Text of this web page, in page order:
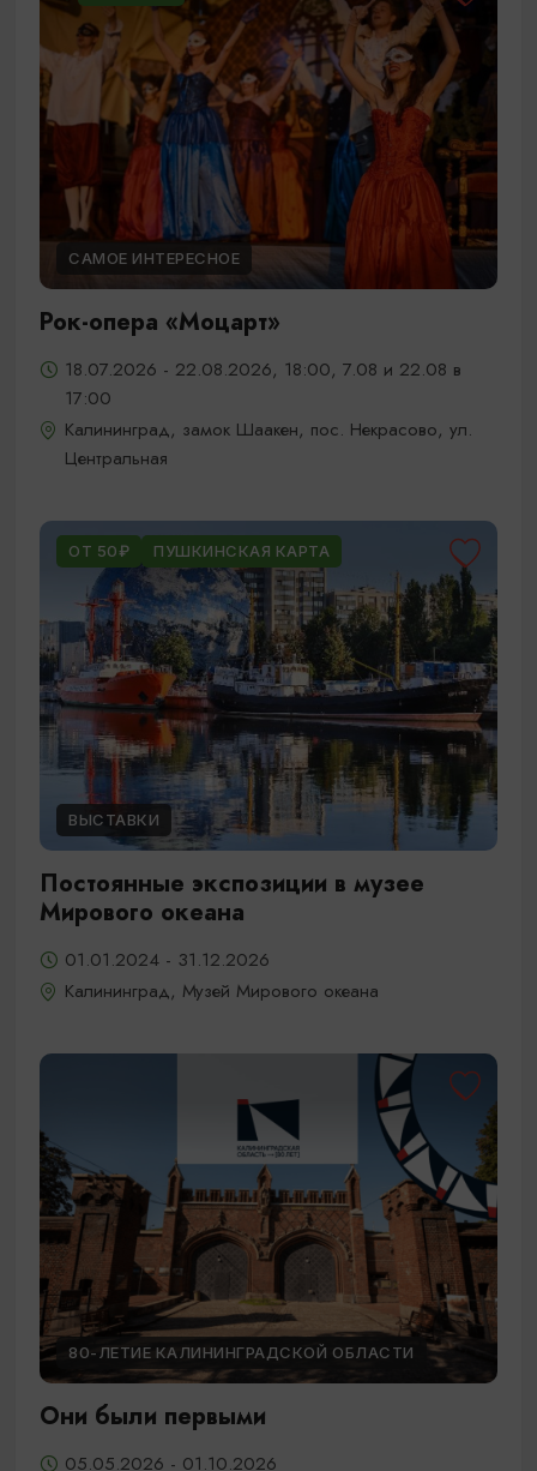
САМОЕ ИНТЕРЕСНОЕ
Рок-опера «Моцарт»
18.07.2026 - 22.08.2026, 18:00, 7.08 и 22.08 в
17:00
Калининград, замок Шаакен, пос. Некрасово, ул.
Центральная
ОТ 50₽ ПУШКИНСКАЯ КАРТА
ВЫСТАВКИ
Постоянные экспозиции в музее
Мирового океана
01.01.2024 - 31.12.2026
Калининград, Музей Мирового океана
80-ЛЕТИЕ КАЛИНИНГРАДСКОЙ ОБЛАСТИ
Они были первыми
05.05.2026 - 01.10.2026